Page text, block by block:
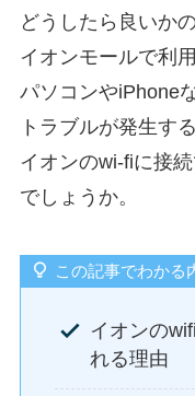
どうしたら良いか
イオンモールで利
パソコンやiPhone
トラブルが発生す
イオンのwi-fiに接
でしょうか。
この記事でわかる
イオンの
れる理由